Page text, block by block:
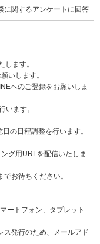
関するアンケートに回答
します。
いします。
へのご登録をお願いしま
います。
の日程調整を行います。
グ用URLを配信いたしま
お待ちください。
ートフォン、タブレット
発行のため、メールアド